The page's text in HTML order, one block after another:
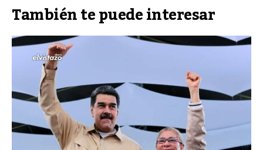
También te puede interesar